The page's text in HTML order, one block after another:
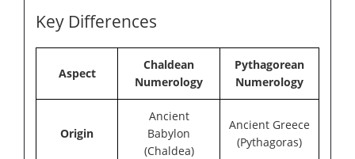
Key Differences
Aspect
Chaldean
Numerology
Pythagorean
Numerology
Origin
Ancient
Babylon
(Chaldea)
Ancient Greece
(Pythagoras)